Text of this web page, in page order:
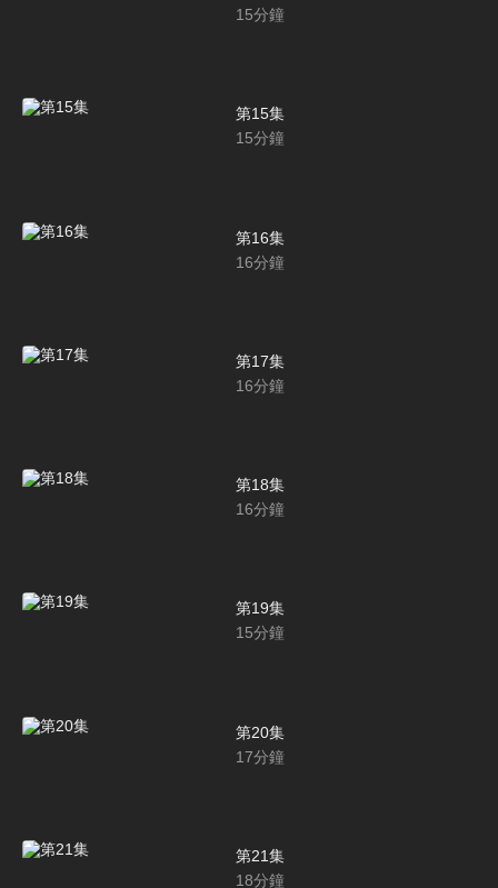
15分鐘
第15集
15分鐘
第16集
16分鐘
第17集
16分鐘
第18集
16分鐘
第19集
15分鐘
第20集
17分鐘
第21集
18分鐘